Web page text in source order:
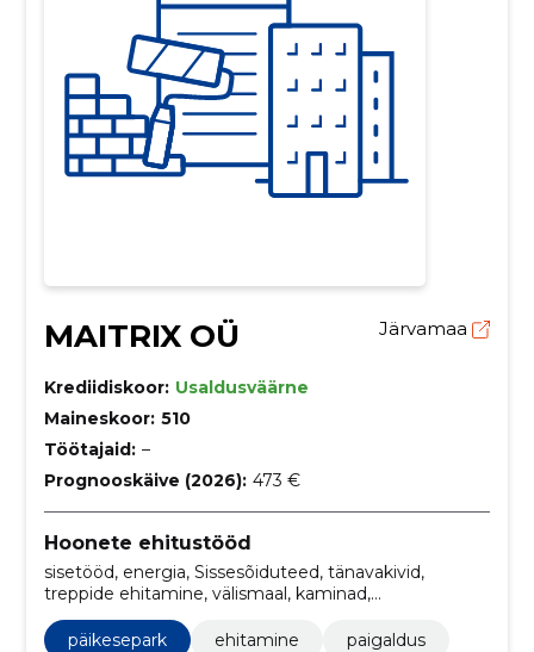
MAITRIX OÜ Järvamaa
Krediidiskoor: Usaldusväärne
Maineskoor: 510
Töötajaid: –
Prognooskäive (2026): 473 €
Hoonete ehitustööd
sisetööd, energia, Sissesõiduteed, tänavakivid,
treppide ehitamine, välismaal, kaminad,
katusepaneelide paigaldus, hinnapakkumised,
büroohooned
päikesepark ehitamine
paigaldus